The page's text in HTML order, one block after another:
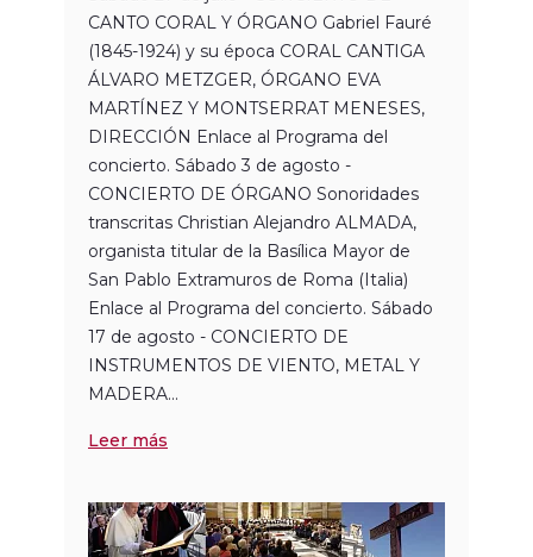
CANTO CORAL Y ÓRGANO Gabriel Fauré
(1845-1924) y su época CORAL CANTIGA
ÁLVARO METZGER, ÓRGANO EVA
MARTÍNEZ Y MONTSERRAT MENESES,
DIRECCIÓN Enlace al Programa del
concierto. Sábado 3 de agosto -
CONCIERTO DE ÓRGANO Sonoridades
transcritas Christian Alejandro ALMADA,
organista titular de la Basílica Mayor de
San Pablo Extramuros de Roma (Italia)
Enlace al Programa del concierto. Sábado
17 de agosto - CONCIERTO DE
INSTRUMENTOS DE VIENTO, METAL Y
MADERA...
Leer más